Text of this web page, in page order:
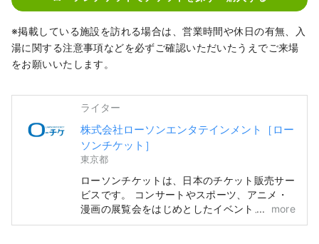
※掲載している施設を訪れる場合は、営業時間や休日の有無、入
湯に関する注意事項などを必ずご確認いただいたうえでご来場
をお願いいたします。
ライター
株式会社ローソンエンタテインメント［ロー
ソンチケット］
東京都
ローソンチケットは、日本のチケット販売サー
ビスです。 コンサートやスポーツ、アニメ・
漫画の展覧会をはじめとしたイベント、テーマ
パーク、映画、演劇、クラシックなど日本で開
more